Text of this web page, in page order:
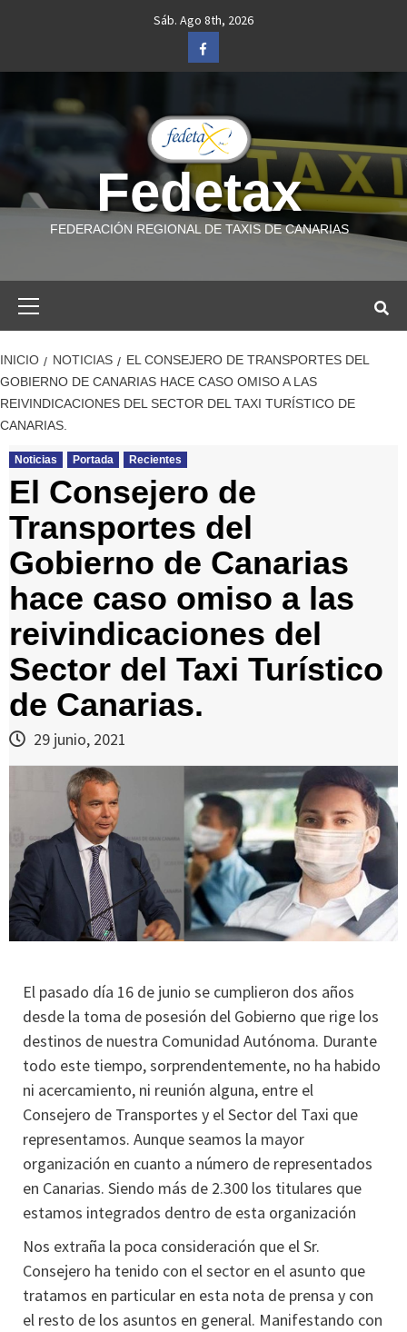
Sáb. Ago 8th, 2026
Facebook
Fedetax
FEDERACIÓN REGIONAL DE TAXIS DE CANARIAS
INICIO NOTICIAS
EL CONSEJERO DE TRANSPORTES DEL
GOBIERNO DE CANARIAS HACE CASO OMISO A LAS
REIVINDICACIONES DEL SECTOR DEL TAXI TURÍSTICO DE
CANARIAS.
Noticias Portada Recientes
El Consejero de
Transportes del
Gobierno de Canarias
hace caso omiso a las
reivindicaciones del
Sector del Taxi Turístico
de Canarias.
29 junio, 2021
El pasado día 16 de junio se cumplieron dos años
desde la toma de posesión del Gobierno que rige los
destinos de nuestra Comunidad Autónoma. Durante
todo este tiempo, sorprendentemente, no ha habido
ni acercamiento, ni reunión alguna, entre el
Consejero de Transportes y el Sector del Taxi que
representamos. Aunque seamos la mayor
organización en cuanto a número de representados
en Canarias. Siendo más de 2.300 los titulares que
estamos integrados dentro de esta organización
Nos extraña la poca consideración que el Sr.
Consejero ha tenido con el sector en el asunto que
tratamos en particular en esta nota de prensa y con
el resto de los asuntos en general. Manifestando con